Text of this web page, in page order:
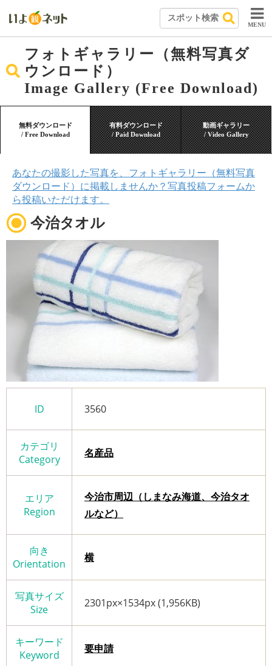
MENU
フォトギャラリー（無料写真ダ
ウンロード）
Image Gallery (Free Download)
無料ダウンロード
/ Free Download
有料ダウンロード
/ Paid Download
動画ギャラリー
/ Video Gallery
あなたの撮影した写真を、フォトギャラリー（無料写真
ダウンロード）に掲載しませんか？写真投稿フォームか
ら投稿いただけます。
今治タオル
ID 3560
カテゴリ
Category
名産品
エリア
Region
今治市周辺（しまなみ海道、今治タオ
ルなど）
向き
Orientation
横
写真サイズ
Size
2301px×1534px (1,956KB)
キーワード
Keyword
要申請